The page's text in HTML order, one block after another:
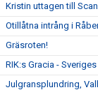
Kristin uttagen till
Otillåtna intrång i
Gräsroten!
RIK:s Gracia -
Julgransplundring,